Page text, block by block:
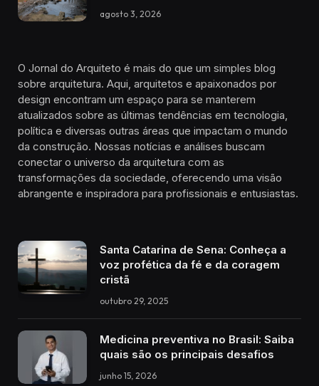
agosto 3, 2026
O Jornal do Arquiteto é mais do que um simples blog
sobre arquitetura. Aqui, arquitetos e apaixonados por
design encontram um espaço para se manterem
atualizados sobre as últimas tendências em tecnologia,
política e diversas outras áreas que impactam o mundo
da construção. Nossas notícias e análises buscam
conectar o universo da arquitetura com as
transformações da sociedade, oferecendo uma visão
abrangente e inspiradora para profissionais e entusiastas.
Santa Catarina de Sena: Conheça a
voz profética da fé e da coragem
cristã
outubro 29, 2025
Medicina preventiva no Brasil: Saiba
quais são os principais desafios
junho 15, 2026